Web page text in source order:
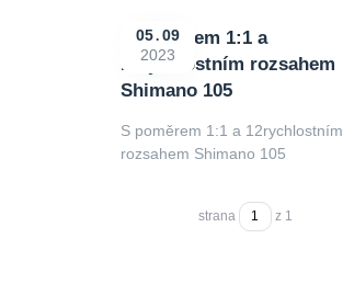
S poměrem 1:1 a
12rychlostním rozsahem
Shimano 105
05 09
2023
S poměrem 1:1 a 12rychlostním
rozsahem Shimano 105
strana z 1